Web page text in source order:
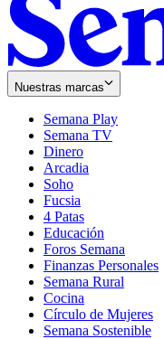
Nuestras marcas
Semana Play
Semana TV
Dinero
Arcadia
Soho
in
new
window
Fucsia
in
new
window
4 Patas
Educación
Foros Semana
Finanzas Personales
Semana Rural
Cocina
Círculo de Mujeres
Semana Sostenible